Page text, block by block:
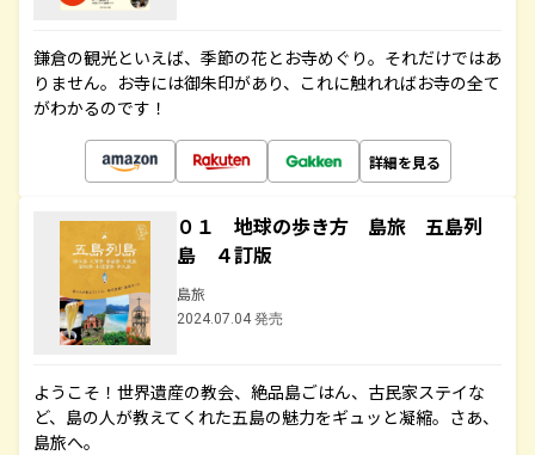
鎌倉の観光といえば、季節の花とお寺めぐり。それだけではあ
りません。お寺には御朱印があり、これに触れればお寺の全て
がわかるのです！
詳細を見る
０１ 地球の歩き方 島旅 五島列
島 ４訂版
島旅
2024.07.04 発売
ようこそ！世界遺産の教会、絶品島ごはん、古民家ステイな
ど、島の人が教えてくれた五島の魅力をギュッと凝縮。さあ、
島旅へ。